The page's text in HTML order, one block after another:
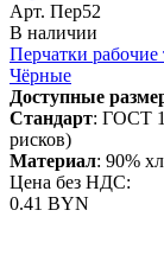
Арт. Пер52
В наличии
Перчатки
Чёрные
Доступные
Стандарт: ГОСТ
рисков)
Материал: 90%
Цена без НДС:
0.41 BYN